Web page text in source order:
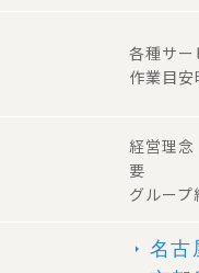
各種サ
作業目
経営理
要
グルー
arrow_right 名古